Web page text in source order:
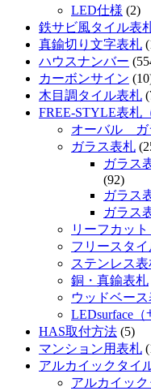
LED仕様 (2)
鉄サビ風タイル表
真鍮切り文字表札
ハウスナンバー
カーボンサイン
木目調タイル表札
FREE-STYLE表札
オーバル ガ
ガラス表札
ガラス
(92)
ガラス
ガラス
リーフカット
フリースタ
ステンレス
銅・真鍮表札
ウッドベー
LEDsurface
HAS取付方法 (5)
マンション用表札
アルカイックタイ
アルカイック